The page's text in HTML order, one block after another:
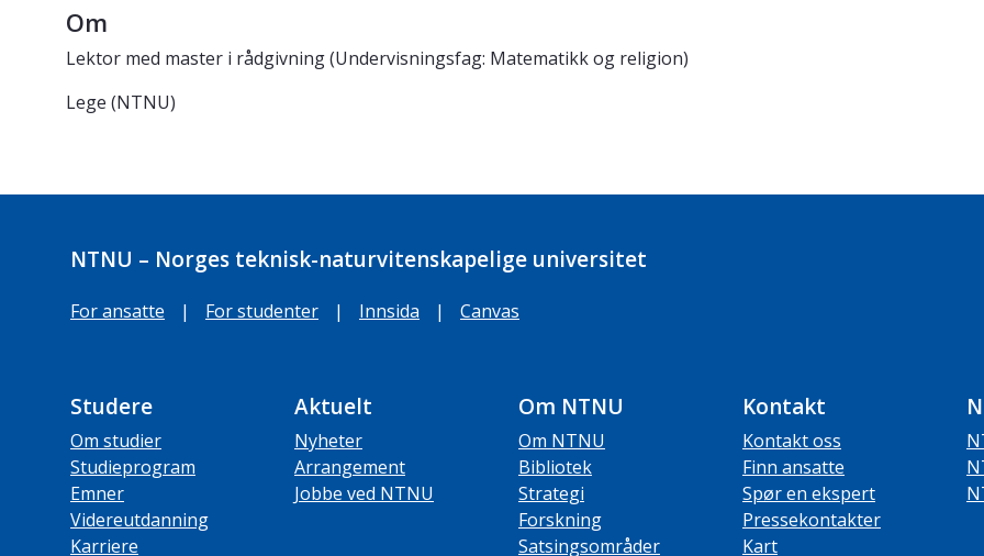
Om
Lektor med master i rådgivning (Undervisningsfag: Matematikk og religion)
Lege (NTNU)
NTNU – Norges teknisk-naturvitenskapelige universitet
For ansatte | For studenter | Innsida | Canvas
Studere
Om studier
Studieprogram
Emner
Videreutdanning
Karriere
Aktuelt
Nyheter
Arrangement
Jobbe ved NTNU
Om NTNU
Om NTNU
Bibliotek
Strategi
Forskning
Satsingsområder
Kontakt
Kontakt oss
Finn ansatte
Spør en ekspert
Pressekontakter
Kart